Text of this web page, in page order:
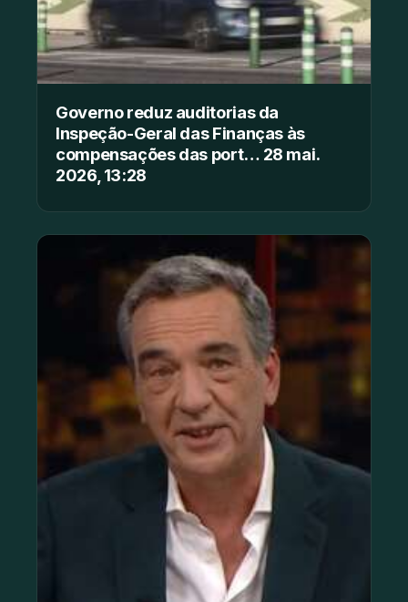
Governo reduz auditorias da
Inspeção-Geral das Finanças às
compensações das port… 28 mai.
2026, 13:28